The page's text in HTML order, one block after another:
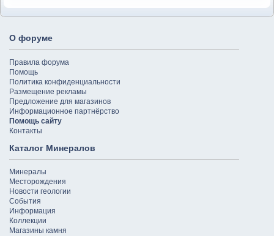
О форуме
Правила форума
Помощь
Политика конфиденциальности
Размещение рекламы
Предложение для магазинов
Информационное партнёрство
Помощь сайту
Контакты
Каталог Минералов
Минералы
Месторождения
Новости геологии
События
Информация
Коллекции
Магазины камня